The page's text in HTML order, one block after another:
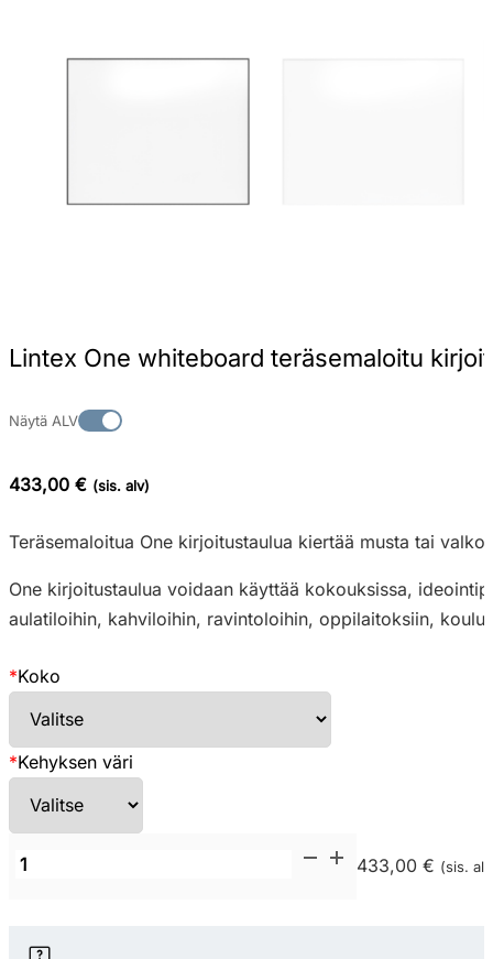
Lintex One whiteboard teräsemaloitu
Näytä ALV
433,00 € (sis. alv)
Teräsemaloitua One kirjoitustaulua kiertää musta tai
One kirjoitustaulua voidaan käyttää kokouksissa,
aulatiloihin, kahviloihin, ravintoloihin, oppilaitoksiin,
*Koko
*Kehyksen väri
Lintex
teräsemaloitu
433,00 € (sis.